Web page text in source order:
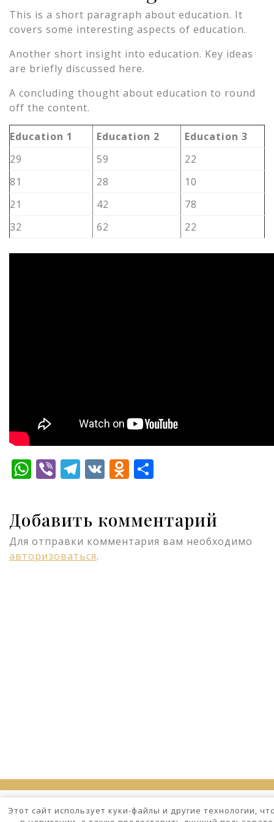
This is a short paragraph about education. It
covers some interesting aspects of education.
Another short insight into education. Key ideas
are briefly discussed here.
A concluding thought about education to round
off the content.
Education 1 Education 2
Education 3
29
59
22
81
28
10
21
42
78
32
62 22
WhatsApp
ViberTelegram
VKOdnoklassniki
Добавить комментарий
Для отправки комментария вам необходимо
авторизоваться.
Этот сайт использует куки-файлы и другие технологии,